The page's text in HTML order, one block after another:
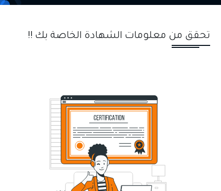
تحقق من معلومات الشهادة الخاصة بك !!